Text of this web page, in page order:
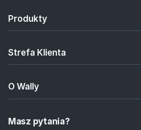
Produkty
Strefa Klienta
O Wally
Masz pytania?